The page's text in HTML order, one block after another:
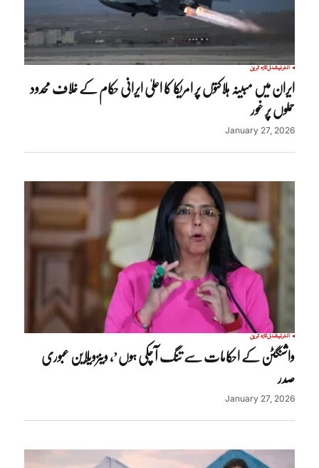
انٹرنیشنلتازہ ترین
ایران میں مبینہ ہلاکتوں پر امریکا کا اعلیٰ ایرانی حکام کے خلاف محدود
حملوں پر غور
January 27, 2026
انٹرنیشنلتازہ ترین
واشنگٹن کے احکامات سے تنگ آ چکی ہوں’، وینزویلاین عبوری
صدر
January 27, 2026